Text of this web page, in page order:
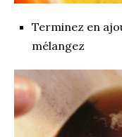
Terminez en
mélangez